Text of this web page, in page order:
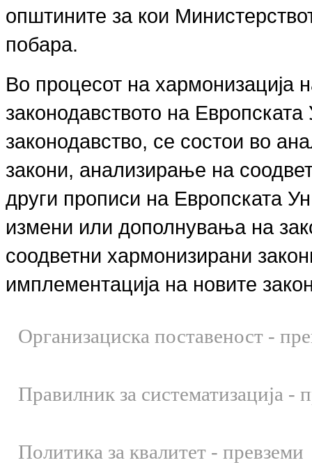
општините за кои
побара.
Во процесот на хармонизација
законодавството на Европската
законодавство, се состои во
закони, анализирање на
други прописи на Европската
измени или дополнувања на
соодветни хармонизирани
имплементација на новите
Организациска поставеност -
Правилник за систематизација -
Политика за квалитет - превземи